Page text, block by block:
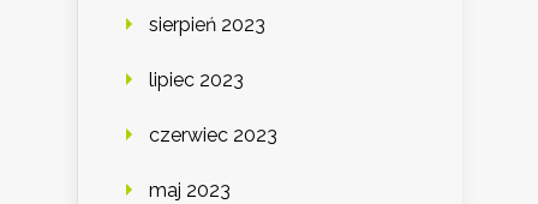
sierpień 2023
lipiec 2023
czerwiec 2023
maj 2023